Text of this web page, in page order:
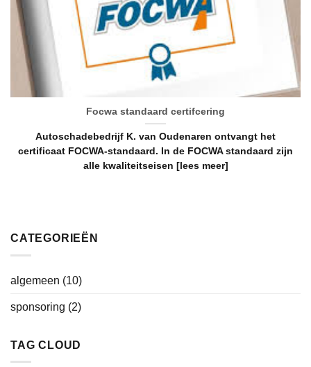
Focwa standaard certifcering
Autoschadebedrijf K. van Oudenaren ontvangt het
certificaat FOCWA-standaard. In de FOCWA standaard zijn
alle kwaliteitseisen [lees meer]
CATEGORIEËN
algemeen (10)
sponsoring (2)
TAG CLOUD